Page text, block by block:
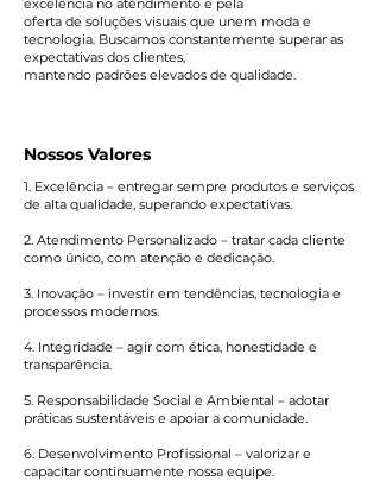
excelência no atendimento e pela
oferta de soluções visuais que unem moda e
tecnologia. Buscamos constantemente superar as
expectativas dos clientes,
mantendo padrões elevados de qualidade.
Nossos Valores
1. Excelência – entregar sempre produtos e serviços
de alta qualidade, superando expectativas.
2. Atendimento Personalizado – tratar cada cliente
como único, com atenção e dedicação.
3. Inovação – investir em tendências, tecnologia e
processos modernos.
4. Integridade – agir com ética, honestidade e
transparência.
5. Responsabilidade Social e Ambiental – adotar
práticas sustentáveis e apoiar a comunidade.
6. Desenvolvimento Profissional – valorizar e
capacitar continuamente nossa equipe.